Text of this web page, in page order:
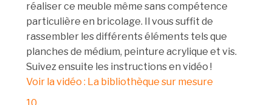
réaliser ce meuble même sans compétence
particulière en bricolage. Il vous suffit de
rassembler les différents éléments tels que
planches de médium, peinture acrylique et vis.
Suivez ensuite les instructions en vidéo !
Voir la vidéo : La bibliothèque sur mesure